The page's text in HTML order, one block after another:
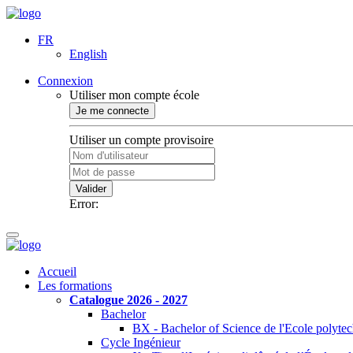
FR
English
Connexion
Utiliser mon compte école
Je me connecte
Utiliser un compte provisoire
Valider
Error:
Accueil
Les formations
Catalogue 2026 - 2027
Bachelor
BX - Bachelor of Science de l'Ecole
Cycle Ingénieur